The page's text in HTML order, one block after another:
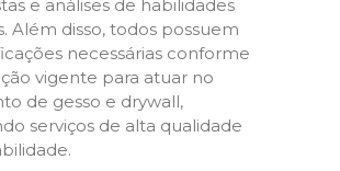
e análises de habilidades
Além disso, todos possuem
necessárias conforme
vigente para atuar no
de gesso e drywall,
serviços de alta qualidade